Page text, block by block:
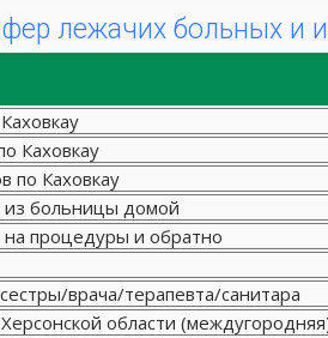
лежачих больных и
Каховкау
по Каховкау
из больницы домой
процедуры и обратно
врача/терапевта/санитара
области